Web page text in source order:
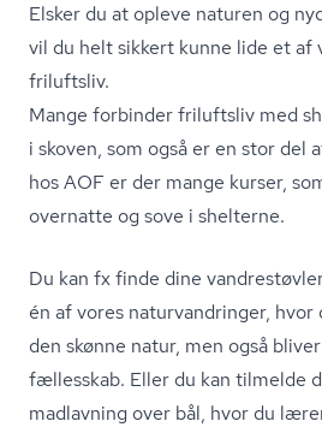
Elsker du at opleve naturen og
vil du helt sikkert kunne lide et af
friluftsliv.
Mange forbinder friluftsliv med
i skoven, som også er en stor del
hos AOF er der mange kurser,
overnatte og sove i shelterne.
Du kan fx finde dine
én af vores na­tur­van­drin­ger, hvor
den skønne natur, men også
fællesskab. Eller du kan tilmelde
madlavning over bål, hvor du